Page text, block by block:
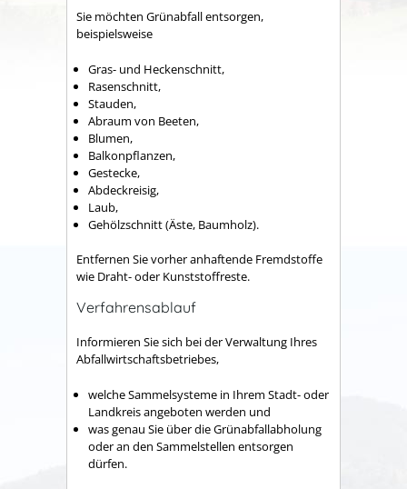
Sie möchten Grünabfall entsorgen,
beispielsweise
Gras- und Heckenschnitt,
Rasenschnitt,
Stauden,
Abraum von Beeten,
Blumen,
Balkonpflanzen,
Gestecke,
Abdeckreisig,
Laub,
Gehölzschnitt (Äste, Baumholz).
Entfernen Sie vorher anhaftende Fremdstoffe
wie Draht- oder Kunststoffreste.
Verfahrensablauf
Informieren Sie sich bei der Verwaltung Ihres
Abfallwirtschaftsbetriebes,
welche Sammelsysteme in Ihrem Stadt- oder
Landkreis angeboten werden und
was genau Sie über die Grünabfallabholung
oder an den Sammelstellen entsorgen
dürfen.